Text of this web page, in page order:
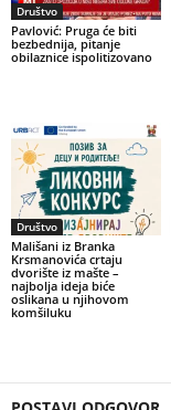
Društvo
Pavlović: Pruga će biti
bezbednija, pitanje
obilaznice ispolitizovano
Društvo
Mališani iz Branka
Krsmanovića crtaju
dvorište iz mašte –
najbolja ideja biće
oslikana u njihovom
komšiluku